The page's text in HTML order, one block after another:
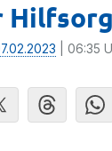
| 06:35